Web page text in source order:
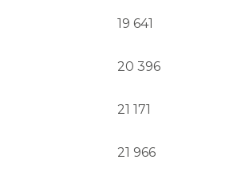
19 641
20 396
21 171
21 966